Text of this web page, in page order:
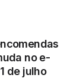
no e-
de julho